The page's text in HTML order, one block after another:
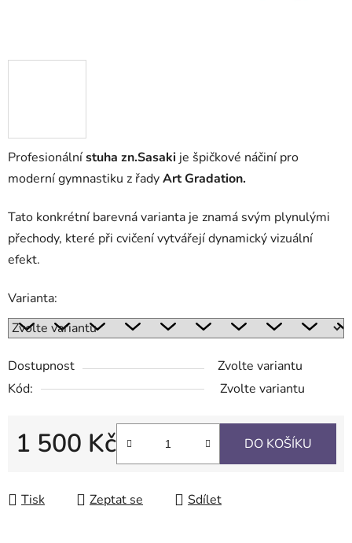
Profesionálnístuha zn.Sasaki je špičkové náčiní pro
moderní gymnastiku z řadyArt Gradation.
Tato konkrétní barevná varianta je znamá svým plynulými
přechody, které při cvičení vytvářejí dynamický vizuální
efekt.
Varianta:
Dostupnost
Zvolte variantu
Kód:
Zvolte variantu
1 500 Kč DO KOŠÍKU
Tisk Zeptat se Sdílet